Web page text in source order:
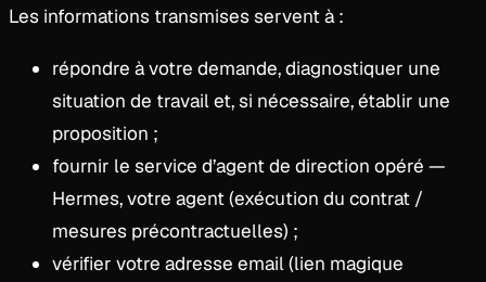
Les informations transmises servent à :
répondre à votre demande, diagnostiquer une
situation de travail et, si nécessaire, établir une
proposition ;
fournir le service d’agent de direction opéré —
Hermes, votre agent (exécution du contrat /
mesures précontractuelles) ;
vérifier votre adresse email (lien magique